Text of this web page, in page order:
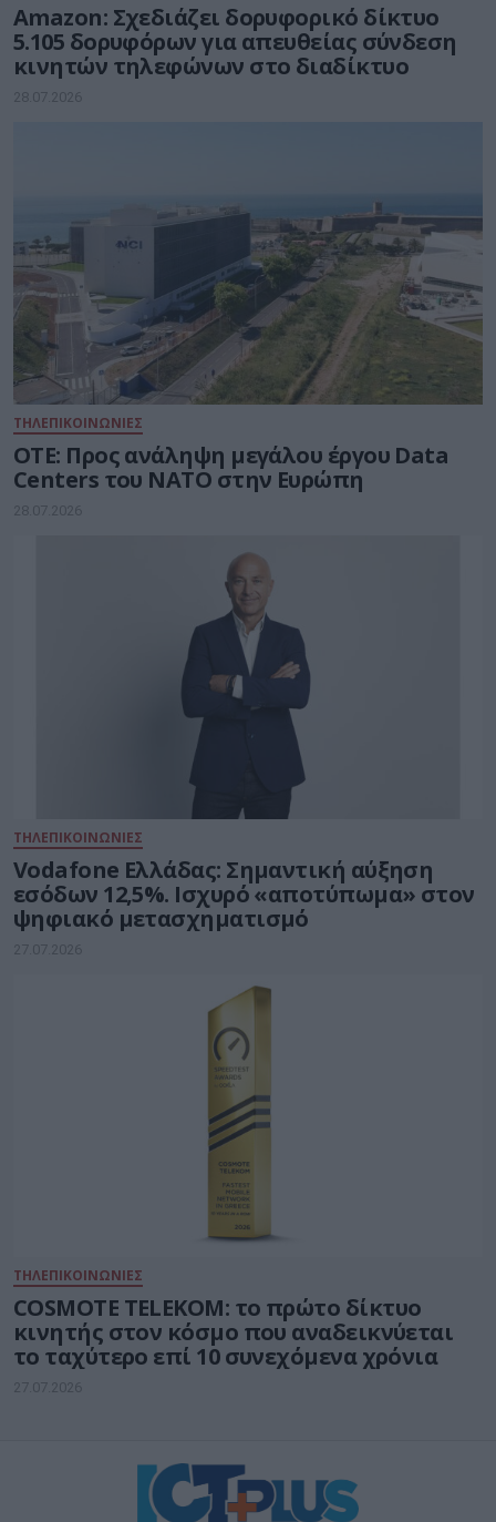
Amazon: Σχεδιάζει δορυφορικό δίκτυο
5.105 δορυφόρων για απευθείας σύνδεση
κινητών τηλεφώνων στο διαδίκτυο
28.07.2026
ΤΗΛΕΠΙΚΟΙΝΩΝΙΕΣ
ΟΤΕ: Προς ανάληψη μεγάλου έργου Data
Centers του ΝΑΤΟ στην Ευρώπη
28.07.2026
ΤΗΛΕΠΙΚΟΙΝΩΝΙΕΣ
Vodafone Ελλάδας: Σημαντική αύξηση
εσόδων 12,5%. Ισχυρό «αποτύπωμα» στον
ψηφιακό μετασχηματισμό
27.07.2026
ΤΗΛΕΠΙΚΟΙΝΩΝΙΕΣ
COSMOTE TELEKOM: το πρώτο δίκτυο
κινητής στον κόσμο που αναδεικνύεται
το ταχύτερο επί 10 συνεχόμενα χρόνια
27.07.2026